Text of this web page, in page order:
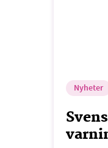
Nyheter